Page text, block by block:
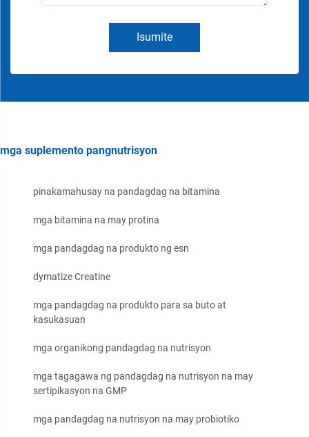
Isumite
mga suplemento pangnutrisyon
pinakamahusay na pandagdag na bitamina
mga bitamina na may protina
mga pandagdag na produkto ng esn
dymatize Creatine
mga pandagdag na produkto para sa buto at
kasukasuan
mga organikong pandagdag na nutrisyon
mga tagagawa ng pandagdag na nutrisyon na may
sertipikasyon na GMP
mga pandagdag na nutrisyon na may probiotiko